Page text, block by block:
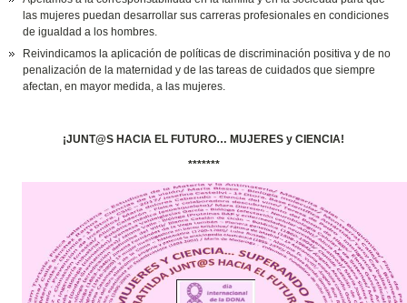
las mujeres puedan desarrollar sus carreras profesionales en condiciones
de igualdad a los hombres.
Reivindicamos la aplicación de políticas de discriminación positiva y de no
penalización de la maternidad y de las tareas de cuidados que siempre
afectan, en mayor medida, a las mujeres.
¡JUNT@S HACIA EL FUTURO… MUJERES y CIENCIA!
*******